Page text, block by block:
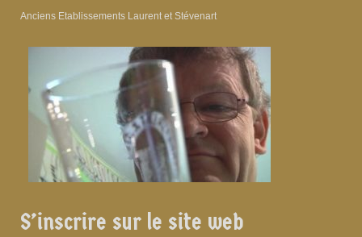
Anciens Etablissements Laurent et Stévenart
S’inscrire sur le site web